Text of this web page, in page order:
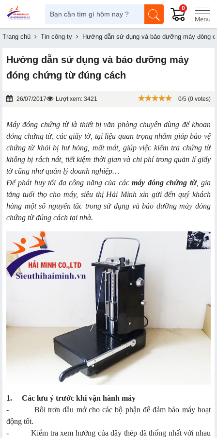
0
Trang chủ Tin công ty Hướng dẫn sử dụng và bảo dưỡng máy đóng
Hướng dẫn sử dụng và bảo dưỡng máy
đóng chứng từ đúng cách
26/07/2017 Lượt xem: 3421 0/5 (0 votes)
Máy đóng chứng từ là thiết bị văn phòng chuyên dùng để khoan
đóng chứng từ, các giấy tờ, tại liệu quan trọng nhằm giúp bảo vệ
chứng từ khỏi bị hư hỏng, mất mát, giúp việc kiểm tra chứng từ
không bị rách nát, tiết kiệm thời gian và chi phí trong quản lí giấy
tờ cũng như quản lý doanh nghiệp…
Để phát huy tối đa công năng của cácmáy đóng chứng từ, gia
tăng tuổi thọ cho máy, siêu thị Hải Minh xin gửi đến quý khách
hàng một số nguyên tắc trong sử dụng và bảo dưỡng máy đóng
chứng từ đúng cách tại nhà.
1. Các lưu ý trước khi vận hành máy
- Bôi trơn dầu mở cho các bộ phận để đảm bảo máy hoạt
động tốt.
- Kiểm tra xem hướng của dây thép đã thống nhất với nhau